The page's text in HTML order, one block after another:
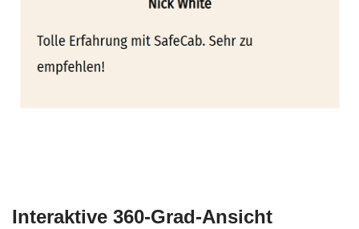
Interaktive 360-Grad-Ansicht